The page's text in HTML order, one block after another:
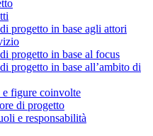
progetto in base agli attori
progetto in base al focus
progetto in base all’ambito di
figure coinvolte
di progetto
e responsabilità